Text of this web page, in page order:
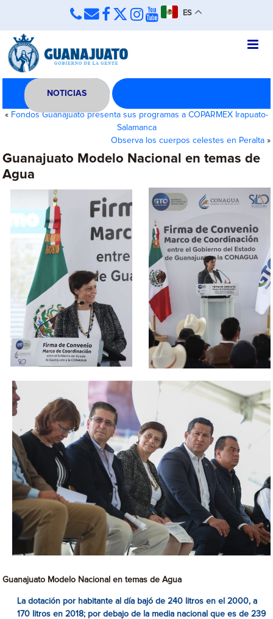
ES
NOTICIAS
« Fondos Guanajuato presenta sus programas a COPARMEX Irapuato-
Salamanca
Observa los cuerpos celestes en Peralta»
Guanajuato Modelo Nacional en temas de
Agua
Guanajuato Modelo Nacional en temas de Agua
La dotación por habitante al día bajó de 240 litros en el 2000, a
170 litros en 2018; por debajo de la media nacional que es de 239